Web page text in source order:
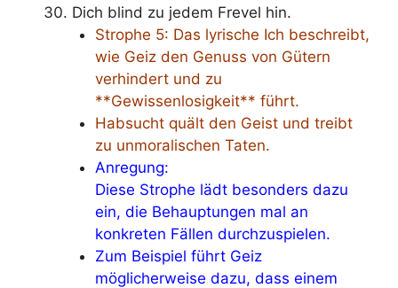
Dich blind zu jedem Frevel hin.
Strophe 5: Das lyrische Ich beschreibt,
wie Geiz den Genuss von Gütern
verhindert und zu
**Gewissenlosigkeit** führt.
Habsucht quält den Geist und treibt
zu unmoralischen Taten.
Anregung:
Diese Strophe lädt besonders dazu
ein, die Behauptungen mal an
konkreten Fällen durchzuspielen.
Zum Beispiel führt Geiz
möglicherweise dazu, dass einem